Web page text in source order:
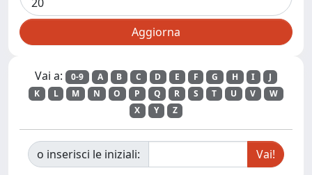
Vai a: 0-9 A B C D E F G H I
J
K
L M N O P Q R S T U V
W
X
Y Z
o inserisci le iniziali: